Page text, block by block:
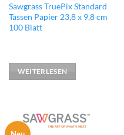
Sawgrass TruePix Standard
Tassen Papier 23,8 x 9,8 cm
100 Blatt
WEITERLESEN